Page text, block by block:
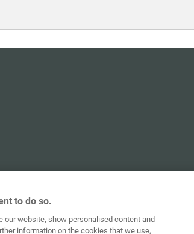
to do so.
our website, show personalised content and
information on the cookies that we use,